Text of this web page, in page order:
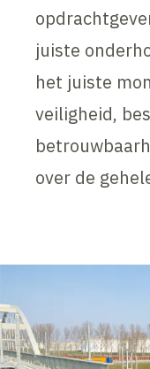
juiste
het juiste
veiligheid,
over de